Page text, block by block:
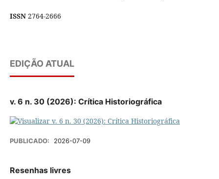
ISSN 2764-2666
EDIÇÃO ATUAL
v. 6 n. 30 (2026): Crítica Historiográfica
PUBLICADO: 2026-07-09
Resenhas livres